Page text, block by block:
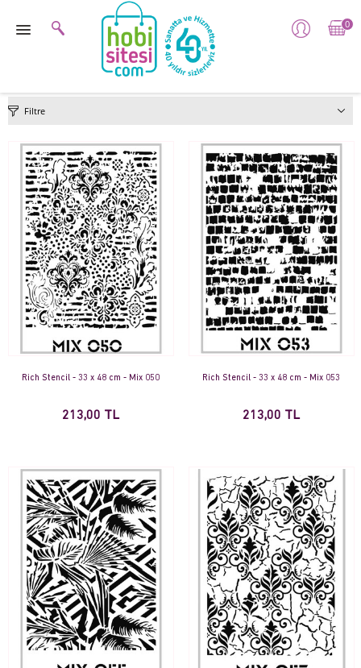
0
Filtre
Rich Stencil - 33 x 48 cm - Mix 050
213,00 TL
Rich Stencil - 33 x 48 cm - Mix 053
213,00 TL